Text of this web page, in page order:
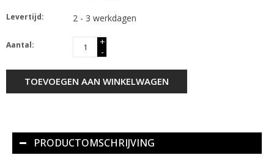
Levertijd: 2 - 3 werkdagen
Aantal:
+
-
TOEVOEGEN AAN WINKELWAGEN
PRODUCTOMSCHRIJVING